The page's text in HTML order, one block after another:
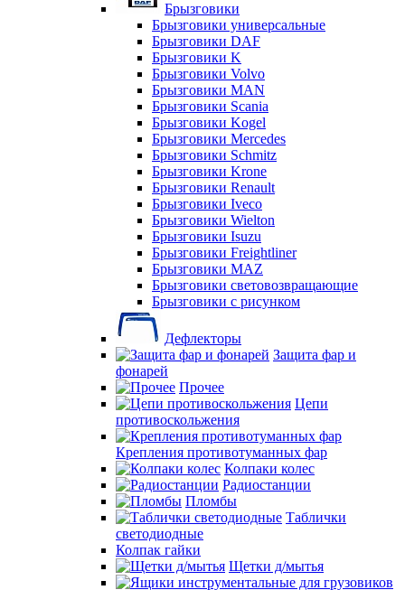
Брызговики
Брызговики универсальные
Брызговики DAF
Брызговики K
Брызговики Volvo
Брызговики MAN
Брызговики Scania
Брызговики Kogel
Брызговики Mercedes
Брызговики Schmitz
Брызговики Krone
Брызговики Renault
Брызговики Iveco
Брызговики Wielton
Брызговики Isuzu
Брызговики Freightliner
Брызговики MAZ
Брызговики световозвращающие
Брызговики с рисунком
Дефлекторы
Защита фар и
фонарей
Прочее
Цепи
противоскольжения
Крепления противотуманных фар
Колпаки колес
Радиостанции
Пломбы
Таблички
светодиодные
Колпак гайки
Щетки д/мытья